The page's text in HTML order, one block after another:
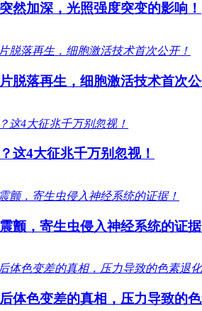
然加深，光照强度突变的影响！
脱落再生，细胞激活技术首次公
这4大征兆千万别忽视！
颤，寄生虫侵入神经系统的证据
体色变差的真相，压力导致的色